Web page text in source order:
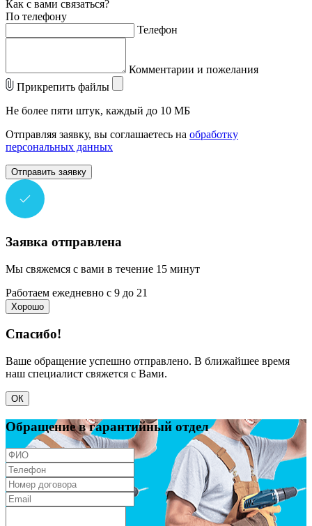
Как с вами связаться?
По телефону
Телефон
Комментарии и пожелания
Прикрепить файлы
Не более пяти штук, каждый до 10 МБ
Отправляя заявку, вы соглашаетесь на обработку
персональных данных
Отправить заявку
Заявка отправлена
Мы свяжемся с вами в течение 15 минут
Работаем ежедневно с 9 до 21
Хорошо
Спасибо!
Ваше обращение успешно отправлено. В ближайшее время
наш специалист свяжется с Вами.
ОК
Обращение в гарантийный отдел